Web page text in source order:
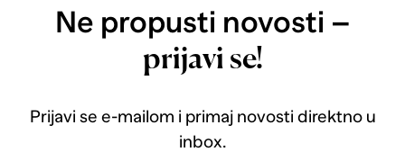
Ne propusti novosti –
prijavi se!
Prijavi se e-mailom i primaj novosti direktno u
inbox.